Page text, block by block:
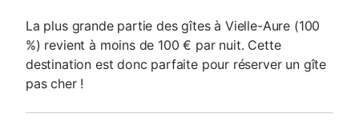
La plus grande partie des gîtes à Vielle-Aure (100
%) revient à moins de 100 € par nuit. Cette
destination est donc parfaite pour réserver un gîte
pas cher !